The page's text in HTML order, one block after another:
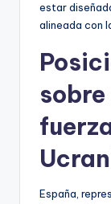
estar
alineada con
España,